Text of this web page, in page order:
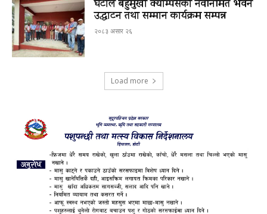
घटाल बहुमुखी क्याम्पसको नवनिर्मित भवन
उद्घाटन तथा सम्मान कार्यक्रम सम्पन्न
२०८३ असार २६
Load more